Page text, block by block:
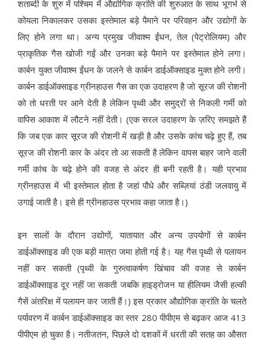
शताब्दी के शुरु में पश्चिम में औद्योगिक क्रांति की शुरुआत के साथ भूगर्भ से
कोयला निकालकर उसका इस्तेमाल बड़े पैमाने पर परिवहन और उद्योगों के
लिए होने लगा था। अन्य प्रमुख जीवाश्म ईंधन, तेल (पेट्रोलियम) और
प्राकृतिक गैस खोजी गईं और उनका बड़े पैमाने पर इस्तेमाल होने लगा।
कार्बन युक्त जीवाश्म ईंधन के जलने से कार्बन डाईऑक्साइड मुक्त होने लगी।
कार्बन डाईऑक्साइड ग्रीनहाउस गैस का एक उदाहरण है जो सूरज की रोशनी
को तो धरती पर आने देती है लेकिन पृथ्वी और समुद्रों से निकली गर्मी को
वापिस आकाश में लौटने नहीं देती। (एक सरल उदाहरण के ज़रिए समझते हैं
कि जब एक कार सूरज की रोशनी में खड़ी है और उसके कांच चढ़े हुए हैं, तब
सूरज की रोशनी कार के अंदर तो आ सकती है लेकिन वापस बाहर जाने वाली
गर्मी कांच के चढ़े होने की वजह से अंदर ही बनी रहती है। यही प्रभाव
ग्रीनहाउस में भी इस्तेमाल होता है जहां पौधे और सब्ज़ियां ठंडी जलवायु में
उगाई जाती है। इसे ही ग्रीनहाउस प्रभाव कहा जाता है।)
इन सालों के दौरान उद्योगों, यातायात और अन्य उपयोगों से कार्बन
डाईऑक्साइड की एक बड़ी मात्रा जमा होती गई है। यह गैस पृथ्वी से पलायन
नहीं कर सकती (पृथ्वी के गुरुत्वाकर्षण खिंचाव की वजह से कार्बन
डाईऑक्साइड दूर नहीं जा सकती जबकि हाइड्रोजन या हीलियम जैसी हल्की
गैसें अंतरिक्ष में पलायन कर जाती हैं।) इस प्रकार औद्योगिक क्रांति के चलते
पर्यावरण में कार्बन डाईऑक्साइड का स्तर 280 पीपीएम से बढ़कर आज 413
पीपीएम हो चुका है। नतीजतन, पिछले दो दशकों में धरती की सतह का औसत